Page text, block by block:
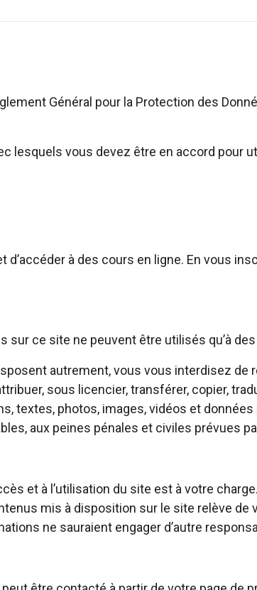
Général pour la Protection des
lesquels vous devez être en accord pour
à des cours en ligne. En vous
ce site ne peuvent être utilisés qu’à
autrement, vous vous interdisez de
sous licencier, transférer, copier,
textes, photos, images, vidéos et
aux peines pénales et civiles prévues
et à l’utilisation du site est à votre
mis à disposition sur le site relève
ne sauraient engager d’autre